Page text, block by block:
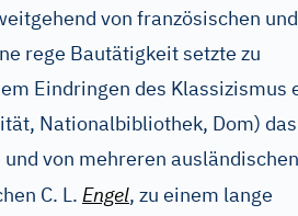
von französischen und
rege Bautätigkeit setzte zu
Eindringen des Klassizismus
Nationalbibliothek, Dom) das
von mehreren ausländischen
C. L. Engel, zu einem lange